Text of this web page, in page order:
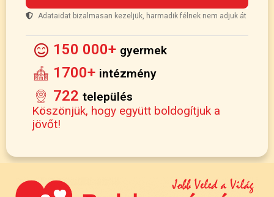
Adataidat bizalmasan kezeljük, harmadik félnek nem adjuk át
150 000+ gyermek
1700+ intézmény
722 település
Köszönjük, hogy együtt boldogítjuk a
jövőt!